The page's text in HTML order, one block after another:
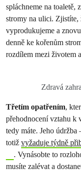
spláchneme na toaletě,
stromy na ulici. Zjistíte,
vyprodukujeme a
denně ke kořenům
rozdílem mezi životem
Zdravá
Třetím opatřením,
přehodnocení vztahu k
tedy máte. Jeho
totiž vyžaduje týdně
. Vynásobte to
musíte zalévat a